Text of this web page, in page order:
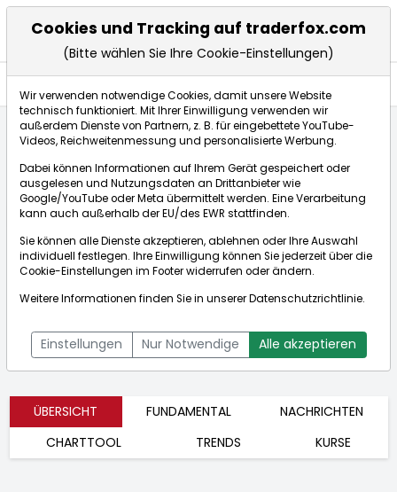
Börse:
US0865161014]
Aktienkurse
Bid:81,772$Ask:82,040$
ÜBERSICHT FUNDAMENTAL
NACHRICHTEN
CHARTTOOL
TRENDS KURSE
Cookies und Tracking auf traderfox.com
(Bitte wählen Sie Ihre Cookie-Einstellungen)
Wir verwenden notwendige Cookies, damit unsere Website
technisch funktioniert. Mit Ihrer Einwilligung verwenden wir
außerdem Dienste von Partnern, z. B. für eingebettete YouTube-
Videos, Reichweitenmessung und personalisierte Werbung.
Dabei können Informationen auf Ihrem Gerät gespeichert oder
ausgelesen und Nutzungsdaten an Drittanbieter wie
Google/YouTube oder Meta übermittelt werden. Eine Verarbeitung
kann auch außerhalb der EU/des EWR stattfinden.
Sie können alle Dienste akzeptieren, ablehnen oder Ihre Auswahl
individuell festlegen. Ihre Einwilligung können Sie jederzeit über die
Cookie-Einstellungen im Footer widerrufen oder ändern.
Weitere Informationen finden Sie in unsererDatenschutzrichtlinie.
Einstellungen Nur Notwendige Alle akzeptieren